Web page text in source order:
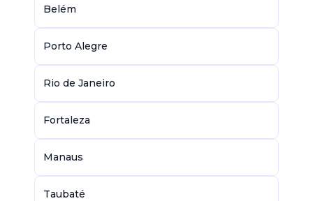
Belém
Porto Alegre
Rio de Janeiro
Fortaleza
Manaus
Taubaté